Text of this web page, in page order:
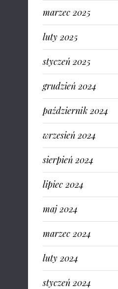
marzec 2025
luty 2025
styczeń 2025
grudzień 2024
październik 2024
wrzesień 2024
sierpień 2024
lipiec 2024
maj 2024
marzec 2024
luty 2024
styczeń 2024